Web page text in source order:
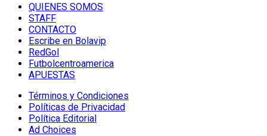
QUIENES SOMOS
STAFF
CONTACTO
Escribe en Bolavip
RedGol
Futbolcentroamerica
APUESTAS
Términos y Condiciones
Políticas de Privacidad
Política Editorial
Ad Choices